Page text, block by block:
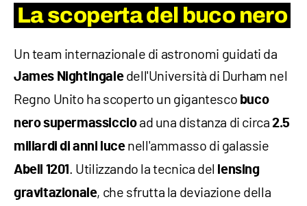
La scoperta del buco nero
Un team internazionale di astronomi guidati da
James Nightingaledell'Università di Durham nel
Regno Unito ha scoperto un gigantesco buco
nero supermassiccioad una distanza di circa2.5
miliardi di anni lucenell'ammasso di galassie
Abell 1201 . Utilizzando la tecnica del lensing
gravitazionale, che sfrutta la deviazione della